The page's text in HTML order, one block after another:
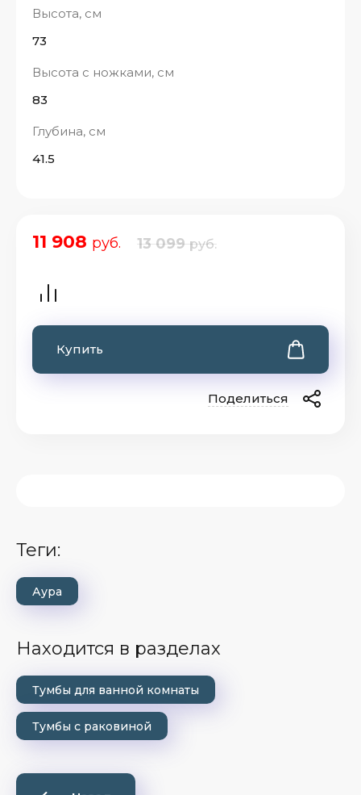
Высота, см
73
Высота с ножками, см
83
Глубина, см
41.5
11 908 руб. 13 099 руб.
Купить
Поделиться
теги:
Аура
Находится в разделах
Тумбы для ванной комнаты
Тумбы с раковиной